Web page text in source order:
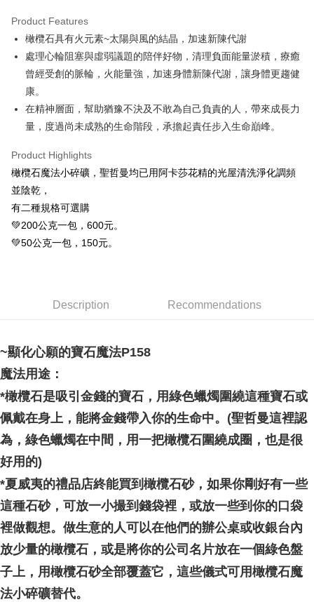
Apple Pay
JKOPAY
Easy Wallet
ATM Transfer
NT$80/order | Free shipping on orders of NT$3,000 or more
7-11取貨付款
NT$80/order | Free shipping on orders of NT$3,000 or more
郵局幫你送（離島）
付款後門市自取
Product Features
橄欖石具有火元素~太陽與風的結晶，加速新陳代謝
處理心輪阻塞與虛弱議題的陪伴好物，清理負面能量淤積，療癒
曾經受創的脈輪，火能量強，加速身體新陳代謝，讓身體更趨健
康。
在精神層面，幫助猶豫不決及不敢為自己負責的人，帶來成長力
量，度過尚未成熟的生命階段，承擔起責任步入生命巔峰。
Product Highlights
橄欖石魔法小碎礦，聖哲曼均已用阿卡莎花精的光屋清洗淨化調頻
並陰乾，
有二種規格可選購
💚200公克一包，600元。
💚50公克一包，150元。
Description Recommendations
~顯化心願的寶石魔法P158
魔法用途：
*橄欖石是吸引金錢的寶石，用綠色蠟燭圍繞這種寶石或
佩戴在身上，能將金錢帶入你的生命中。(聖哲曼這裡認
為，綠色蠟燭在中間，用一把橄欖石圍繞成圈，也是很
好用的)
*夏威夷的禮品店終能買到橄欖石砂，如果你剛好有一些
這種石砂，可放一小撮到錢袋裡，或放一些到你的口袋
裡做觀想。做生意的人可以在他們的辦公桌或收銀台內
放少量的橄欖石，或是將你的公司名片放在一個綠色盤
子上，用橄欖石砂全部覆蓋它，這些儀式可用橄欖石魔
法小碎礦替代。